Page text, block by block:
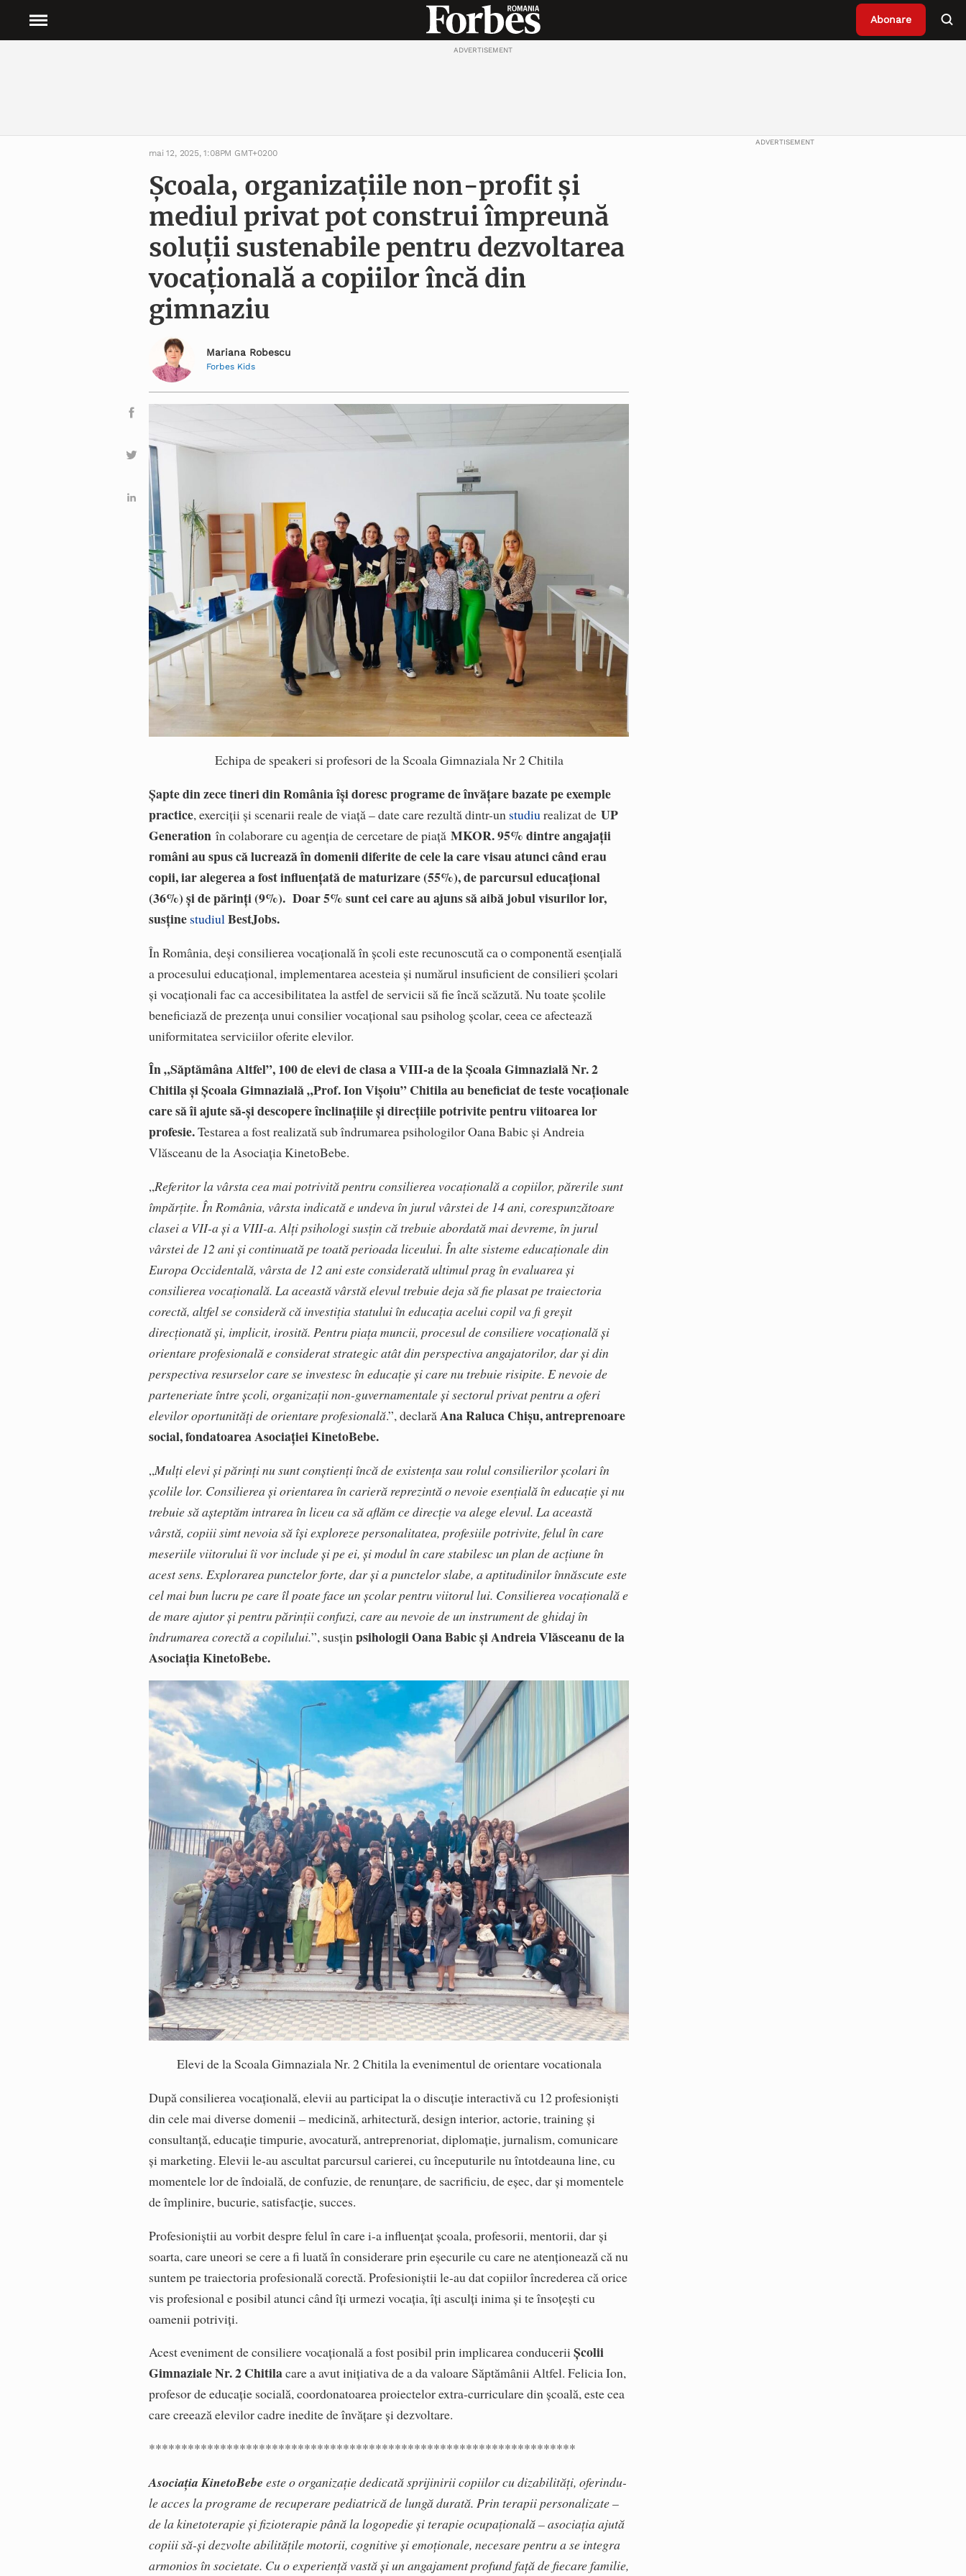
Abonare
ADVERTISEMENT
mai 12, 2025, 1:08PM GMT+0200
Școala, organizațiile non-profit și
mediul privat pot construi împreună
soluții sustenabile pentru dezvoltarea
vocațională a copiilor încă din
gimnaziu
Mariana Robescu
Forbes Kids
Echipa de speakeri si profesori de la Scoala Gimnaziala Nr 2 Chitila
Șapte din zece tineri din România își doresc programe de învățare bazate pe exemple
practice, exerciții și scenarii reale de viață – date care rezultă dintr-un studiurealizat deUP
Generation în colaborare cu agenția de cercetare de piațăMKOR.95% dintre angajații
români au spus că lucrează în domenii diferite de cele la care visau atunci când erau
copii, iar alegerea a fost influențată de maturizare (55%), de parcursul educațional
(36%) și de părinți (9%). Doar 5% sunt cei care au ajuns să aibă jobul visurilor lor,
susține studiulBestJobs.
În România, deși consilierea vocațională în școli este recunoscută ca o componentă esențială
a procesului educațional, implementarea acesteia și numărul insuficient de consilieri școlari
și vocaționali fac ca accesibilitatea la astfel de servicii să fie încă scăzută. Nu toate școlile
beneficiază de prezența unui consilier vocațional sau psiholog școlar, ceea ce afectează
uniformitatea serviciilor oferite elevilor.
În „Săptămâna Altfel”, 100 de elevi de clasa a VIII-a de la Școala Gimnazială Nr. 2
Chitila și Școala Gimnazială „Prof. Ion Vișoiu” Chitila au beneficiat de teste vocaționale
care să îi ajute să-și descopere înclinațiile și direcțiile potrivite pentru viitoarea lor
profesie.Testarea a fost realizată sub îndrumarea psihologilor Oana Babic și Andreia
Vlăsceanu de la Asociația KinetoBebe.
„Referitor la vârsta cea mai potrivită pentru consilierea vocațională a copiilor, părerile sunt
împărțite. În România, vârsta indicată e undeva în jurul vârstei de 14 ani, corespunzătoare
clasei a VII-a și a VIII-a. Alți psihologi susțin că trebuie abordată mai devreme, în jurul
vârstei de 12 ani și continuată pe toată perioada liceului. În alte sisteme educaționale din
Europa Occidentală, vârsta de 12 ani este considerată ultimul prag în evaluarea și
consilierea vocațională. La această vârstă elevul trebuie deja să fie plasat pe traiectoria
corectă, altfel se consideră că investiția statului în educația acelui copil va fi greșit
direcționată și, implicit, irosită. Pentru piața muncii, procesul de consiliere vocațională și
orientare profesională e considerat strategic atât din perspectiva angajatorilor, dar și din
perspectiva resurselor care se investesc în educație și care nu trebuie risipite. E nevoie de
parteneriate între școli, organizații non-guvernamentale și sectorul privat pentru a oferi
elevilor oportunități de orientare profesională.”, declarăAna Raluca Chișu, antreprenoare
social, fondatoarea Asociației KinetoBebe.
„Mulți elevi și părinți nu sunt conștienți încă de existența sau rolul consilierilor școlari în
școlile lor. Consilierea şi orientarea în carieră reprezintă o nevoie esențială în educație și nu
trebuie să așteptăm intrarea în liceu ca să aflăm ce direcție va alege elevul. La această
vârstă, copiii simt nevoia să își exploreze personalitatea, profesiile potrivite, felul în care
meseriile viitorului îi vor include și pe ei, și modul în care stabilesc un plan de acțiune în
acest sens. Explorarea punctelor forte, dar și a punctelor slabe, a aptitudinilor înnăscute este
cel mai bun lucru pe care îl poate face un școlar pentru viitorul lui. Consilierea vocațională e
de mare ajutor și pentru părinții confuzi, care au nevoie de un instrument de ghidaj în
îndrumarea corectă a copilului.”, susținpsihologii Oana Babic și Andreia Vlăsceanu de la
Asociația KinetoBebe.
Elevi de la Scoala Gimnaziala Nr. 2 Chitila la evenimentul de orientare vocationala
După consilierea vocațională, elevii au participat la o discuție interactivă cu 12 profesioniști
din cele mai diverse domenii – medicină, arhitectură, design interior, actorie, training și
consultanță, educație timpurie, avocatură, antreprenoriat, diplomație, jurnalism, comunicare
și marketing. Elevii le-au ascultat parcursul carierei, cu începuturile nu întotdeauna line, cu
momentele lor de îndoială, de confuzie, de renunțare, de sacrificiu, de eșec, dar și momentele
de împlinire, bucurie, satisfacție, succes.
Profesioniștii au vorbit despre felul în care i-a influențat școala, profesorii, mentorii, dar și
soarta, care uneori se cere a fi luată în considerare prin eșecurile cu care ne atenționează că nu
suntem pe traiectoria profesională corectă. Profesioniștii le-au dat copiilor încrederea că orice
vis profesional e posibil atunci când îți urmezi vocația, îți asculți inima și te însoțești cu
oamenii potriviți.
Acest eveniment de consiliere vocațională a fost posibil prin implicarea conduceriiȘcolii
Gimnaziale Nr. 2 Chitilacare a avut inițiativa de a da valoare Săptămânii Altfel. Felicia Ion,
profesor de educație socială, coordonatoarea proiectelor extra-curriculare din școală, este cea
care creează elevilor cadre inedite de învățare și dezvoltare.
******************************************************************
Asociația KinetoBebe este o organizație dedicată sprijinirii copiilor cu dizabilități, oferindu-
le acces la programe de recuperare pediatrică de lungă durată. Prin terapii personalizate –
de la kinetoterapie și fizioterapie până la logopedie și terapie ocupațională – asociația ajută
copiii să-și dezvolte abilitățile motorii, cognitive și emoționale, necesare pentru a se integra
armonios în societate. Cu o experiență vastă și un angajament profund față de fiecare familie,